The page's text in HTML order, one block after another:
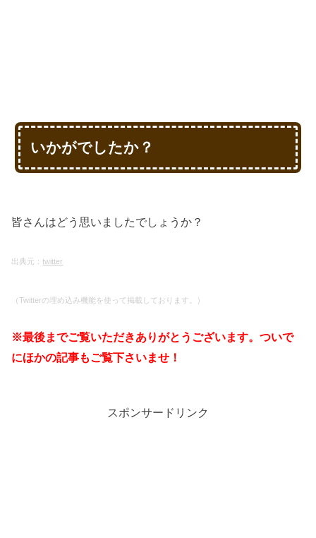
いかがでしたか？
皆さんはどう思いましたでしょうか？
出典元：twitter
（Twitterの埋め込み機能を使って掲載しております。）
※最後までご覧いただきありがとうございます。ついで
にほかの記事もご覧下さいませ！
スポンサードリンク